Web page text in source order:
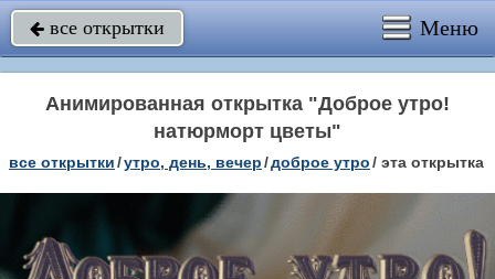
 все открытки Меню
Анимированная открытка "Доброе утро!
натюрморт цветы"
все открытки/утро, день, вечер/доброе утро/ эта открытка